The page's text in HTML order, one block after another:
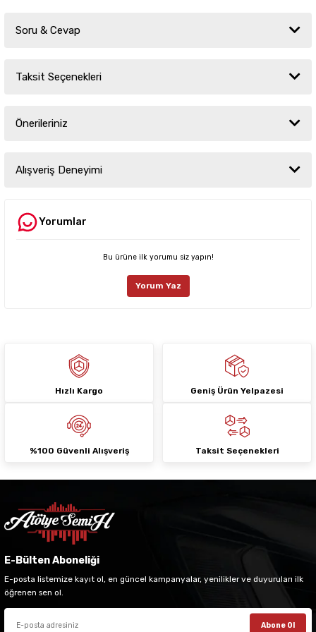
Soru & Cevap
Ürün hakkında henüz soru sorulmamış.
Taksit Seçenekleri
Önerileriniz
yetersiz gördüğünüz noktaları öneri formunu kullanarak tarafımıza
iletebilirsiniz.
Ürün resmi kalitesiz, bozuk veya görüntülenemiyor.
Ürün fiyatı diğer sitelerden daha pahalı.
Alışveriş Deneyimi
Deneyimini Paylaş
Yorumlar
Bu ürüne ilk yorumu siz yapın!
Yorum Yaz
Hızlı Kargo Geniş Ürün Yelpazesi
%100 Güvenli Alışveriş Taksit Seçenekleri
E-Bülten Aboneliği
E-posta listemize kayıt ol, en güncel kampanyalar, yenilikler ve duyuruları ilk
öğrenen sen ol.
Abone Ol